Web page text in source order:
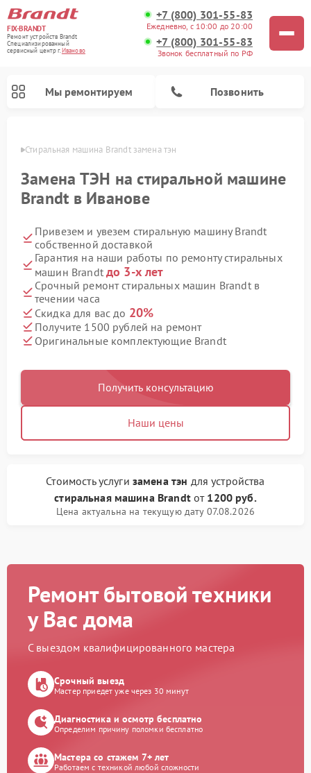
FIX-BRANDT
Ремонт устройств Brandt
Специализированный
cервисный центр г.Иваново
+7 (800) 301-55-83
Ежедневно, с 10:00 до 20:00
+7 (800) 301-55-83
Звонок бесплатный по РФ
Мы ремонтируем Позвонить
Стиральная машина Brandt замена тэн
Замена ТЭН на стиральной машине
Brandt в Иванове
Привезем и увезем стиральную машину Brandt
собственной доставкой
Гарантия на наши работы по ремонту стиральных
машин Brandt до 3-х лет
Срочный ремонт стиральных машин Brandt в
течении часа
Скидка для вас до 20%
Получите 1500 рублей на ремонт
Оригинальные комплектующие Brandt
Получить консультацию
Наши цены
Стоимость услуги замена тэн для устройства
стиральная машина Brandtот 1200 руб.
Цена актуальна на текущую дату 07.08.2026
Ремонт бытовой техники
у Вас дома
С выездом квалифицированного мастера
Срочный выезд
Мастер приедет уже через 30 минут
Диагностика и осмотр бесплатно
Определим причину поломки бесплатно
Мастера со стажем 7+ лет
Работаем с техникой любой сложности